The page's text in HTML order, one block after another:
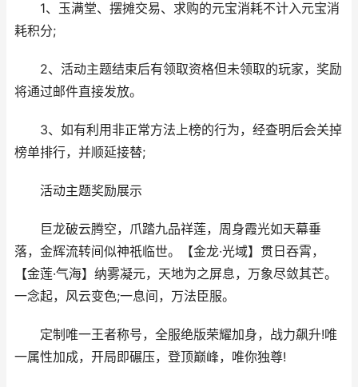
1、玉满堂、摆摊交易、求购的元宝消耗不计入元宝消
耗积分;
2、活动主题结束后有领取资格但未领取的玩家，奖励
将通过邮件直接发放。
3、如有利用非正常方法上榜的行为，经查明后会关掉
榜单排行，并顺延接替;
活动主题奖励展示
巨龙破云腾空，爪踏九品祥莲，周身霞光如天幕垂
落，金辉流转间似神祇临世。【金龙·光域】贯日吞霄，
【金莲·气海】纳雾凝元，天地为之屏息，万象尽敛其芒。
一念起，风云变色;一息间，万法臣服。
‌定制唯一王者称号，全服绝版荣耀加身，战力飙升!唯
一属性加成，开局即碾压，登顶巅峰，唯你独尊!